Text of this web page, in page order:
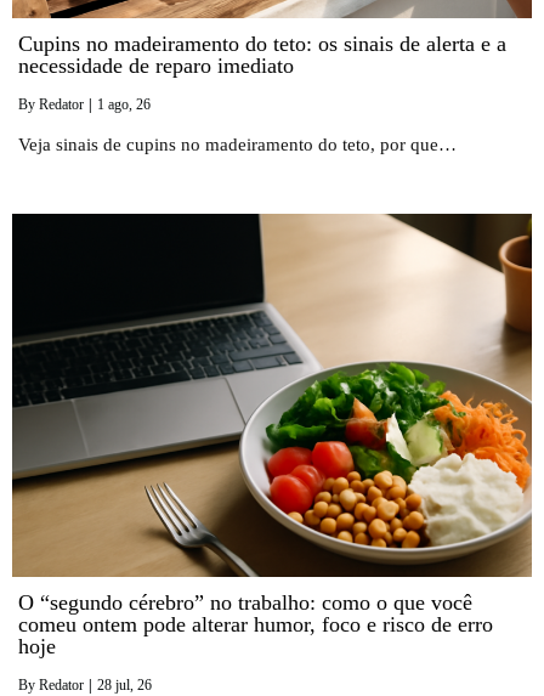
Cupins no madeiramento do teto: os sinais de alerta e a
necessidade de reparo imediato
By Redator | 1 ago, 26
Veja sinais de cupins no madeiramento do teto, por que…
O “segundo cérebro” no trabalho: como o que você
comeu ontem pode alterar humor, foco e risco de erro
hoje
By Redator 28 jul, 26